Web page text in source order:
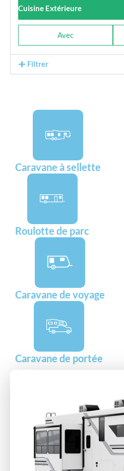
Cuisine Extérieure
Avec
Filtrer
Caravane à sellette
Roulotte de parc
Caravane de voyage
Caravane de portée